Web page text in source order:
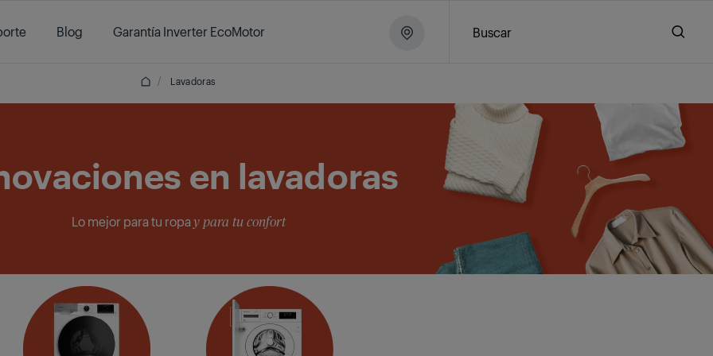
Blog Garantía Inverter EcoMotor Buscar
/ Lavadoras
en lavadoras
Lo mejor para tu ropay para tu confort